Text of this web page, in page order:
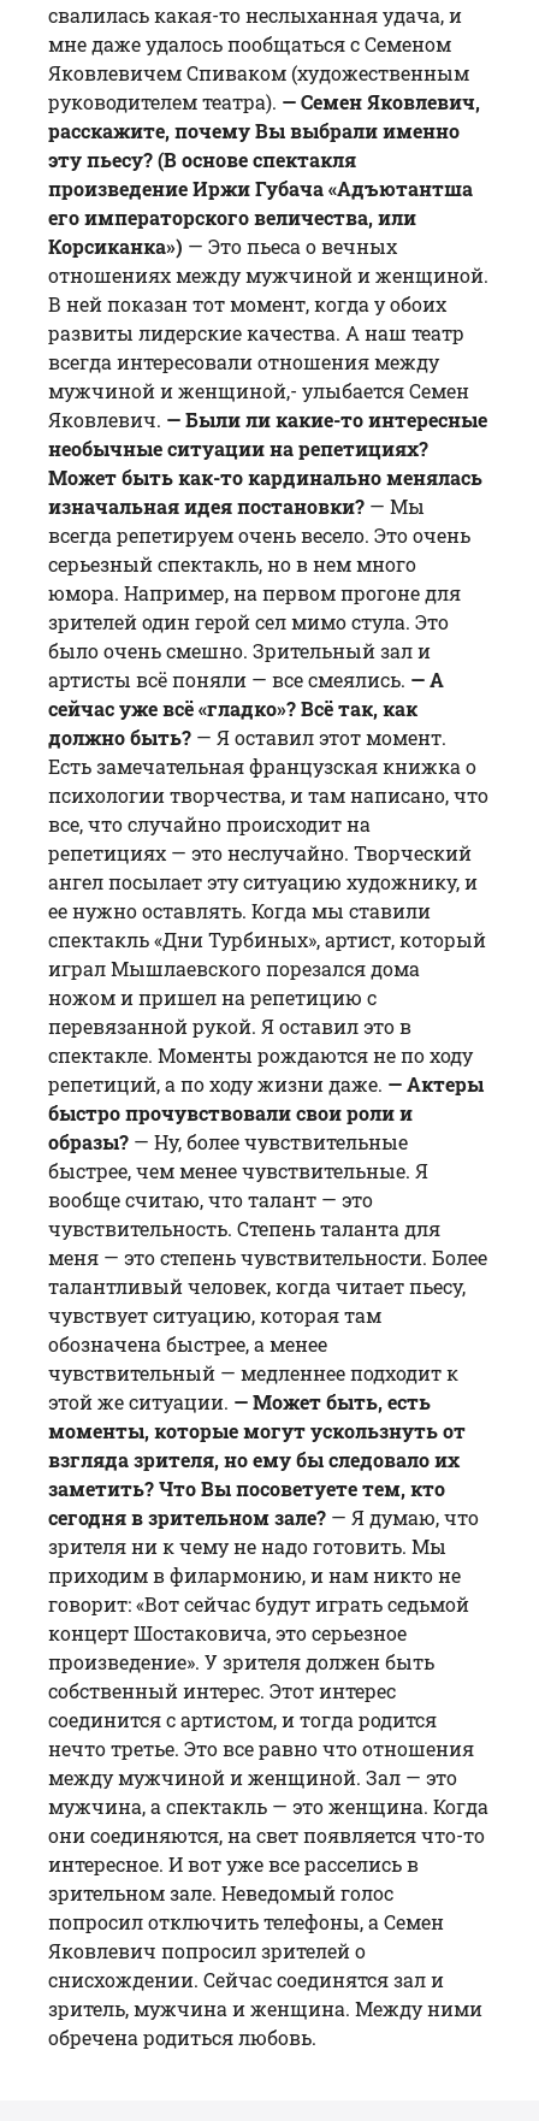
свалилась какая-то неслыханная удача, и
мне даже удалось пообщаться с Семеном
Яковлевичем Спиваком (художественным
руководителем театра). — Семен Яковлевич,
расскажите, почему Вы выбрали именно
эту пьесу? (В основе спектакля
произведение Иржи Губача «Адъютантша
его императорского величества, или
Корсиканка») — Это пьеса о вечных
отношениях между мужчиной и женщиной.
В ней показан тот момент, когда у обоих
развиты лидерские качества. А наш театр
всегда интересовали отношения между
мужчиной и женщиной,- улыбается Семен
Яковлевич. — Были ли какие-то интересные
необычные ситуации на репетициях?
Может быть как-то кардинально менялась
изначальная идея постановки? — Мы
всегда репетируем очень весело. Это очень
серьезный спектакль, но в нем много
юмора. Например, на первом прогоне для
зрителей один герой сел мимо стула. Это
было очень смешно. Зрительный зал и
артисты всё поняли — все смеялись. — А
сейчас уже всё «гладко»? Всё так, как
должно быть? — Я оставил этот момент.
Есть замечательная французская книжка о
психологии творчества, и там написано, что
все, что случайно происходит на
репетициях — это неслучайно. Творческий
ангел посылает эту ситуацию художнику, и
ее нужно оставлять. Когда мы ставили
спектакль «Дни Турбиных», артист, который
играл Мышлаевского порезался дома
ножом и пришел на репетицию с
перевязанной рукой. Я оставил это в
спектакле. Моменты рождаются не по ходу
репетиций, а по ходу жизни даже. — Актеры
быстро прочувствовали свои роли и
образы? — Ну, более чувствительные
быстрее, чем менее чувствительные. Я
вообще считаю, что талант — это
чувствительность. Степень таланта для
меня — это степень чувствительности. Более
талантливый человек, когда читает пьесу,
чувствует ситуацию, которая там
обозначена быстрее, а менее
чувствительный — медленнее подходит к
этой же ситуации. — Может быть, есть
моменты, которые могут ускользнуть от
взгляда зрителя, но ему бы следовало их
заметить? Что Вы посоветуете тем, кто
сегодня в зрительном зале? — Я думаю, что
зрителя ни к чему не надо готовить. Мы
приходим в филармонию, и нам никто не
говорит: «Вот сейчас будут играть седьмой
концерт Шостаковича, это серьезное
произведение». У зрителя должен быть
собственный интерес. Этот интерес
соединится с артистом, и тогда родится
нечто третье. Это все равно что отношения
между мужчиной и женщиной. Зал — это
мужчина, а спектакль — это женщина. Когда
они соединяются, на свет появляется что-то
интересное. И вот уже все расселись в
зрительном зале. Неведомый голос
попросил отключить телефоны, а Семен
Яковлевич попросил зрителей о
снисхождении. Сейчас соединятся зал и
зритель, мужчина и женщина. Между ними
обречена родиться любовь.